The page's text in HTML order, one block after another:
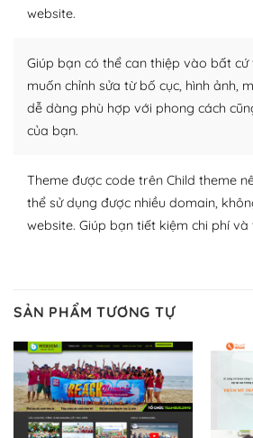
Nhờ lượng người dùng đông đảo,
thích chọn lựa plugin và themes
lập website của mình.
WordPress đa dạng plugin và themes
Với mọi Hosting bất kỳ thì
dàng thiết lập vì thực tế nó đã cung
trang web WordPress của bạn.
Dễ dàng lựa chọn Hosting cho
– Bảo mật cực tốt
Vì WordPress hiện là nền tảng xây
website.
Giúp bạn có thể can thiệp vào bất
muốn chỉnh sửa từ bố cục, hình ảnh,
dễ dàng phù hợp với phong cách
của bạn.
Theme được code trên Child theme
thể sử dụng được nhiều domain,
website. Giúp bạn tiết kiệm chi phí
SẢN PHẨM TƯƠNG TỰ